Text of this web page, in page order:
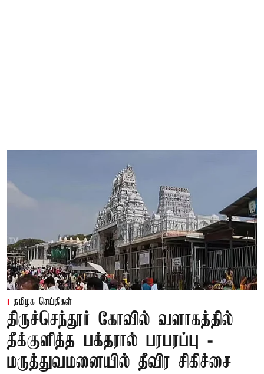
தமிழக செய்திகள்
திருச்செந்தூர் கோவில் வளாகத்தில்
தீக்குளித்த பக்தரால் பரபரப்பு -
மருத்துவமனையில் தீவிர சிகிச்சை